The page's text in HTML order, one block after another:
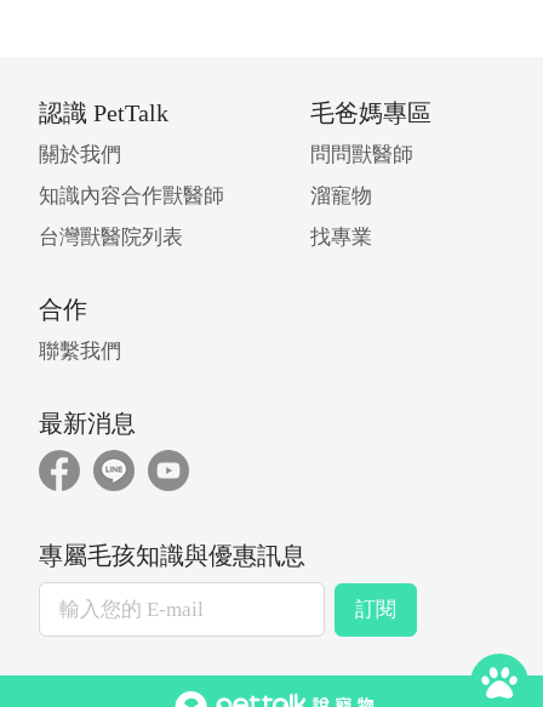
認識 PetTalk
關於我們
知識內容合作獸醫師
台灣獸醫院列表
毛爸媽專區
問問獸醫師
溜寵物
找專業
合作
聯繫我們
最新消息
專屬毛孩知識與優惠訊息
訂閱